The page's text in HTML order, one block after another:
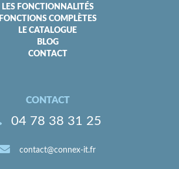
LES FONCTIONNALITÉS
FONCTIONS COMPLÈTES
LE CATALOGUE
BLOG
CONTACT
CONTACT
04 78 38 31 25
contact@connex-it.fr